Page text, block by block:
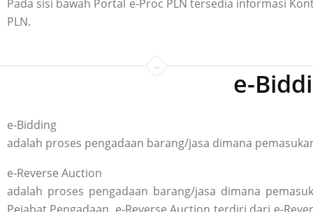
Pada sisi bawah Portal e-Proc PLN tersedia informasi
PLN.
e-
e-Bidding
adalah proses pengadaan barang/jasa dimana
e-Reverse Auction
adalah proses pengadaan barang/jasa dimana